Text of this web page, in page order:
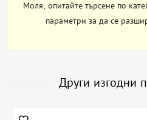
Моля, опитайте търсене по
параметри за да се
Други изгодни